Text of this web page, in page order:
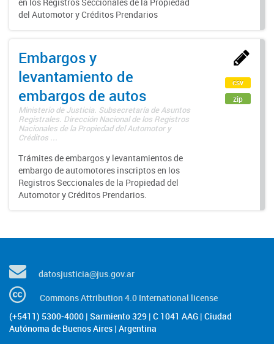
del Automotor y Créditos Prendarios
Embargos y
levantamiento de
embargos de autos
Ministerio de Justicia. Subsecretaría de Asuntos
Registrales. Dirección Nacional de los Registros
Nacionales de la Propiedad del Automotor y
Créditos ...
Trámites de embargos y levantamientos de
embargo de automotores inscriptos en los
Registros Seccionales de la Propiedad del
Automotor y Créditos Prendarios.
csv
zip
datosjusticia@jus.gov.ar
Commons Attribution 4.0 International license
(+5411) 5300-4000 | Sarmiento 329 | C 1041 AAG | Ciudad
Autónoma de Buenos Aires | Argentina